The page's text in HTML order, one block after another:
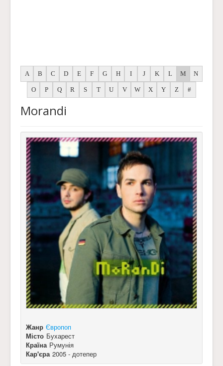
A B C D E F G H I J K L M N
O P Q R S T U V W X Y Z #
Morandi
Жанр Європоп
Місто Бухарест
Країна Румунія
Кар'єра 2005 - дотепер